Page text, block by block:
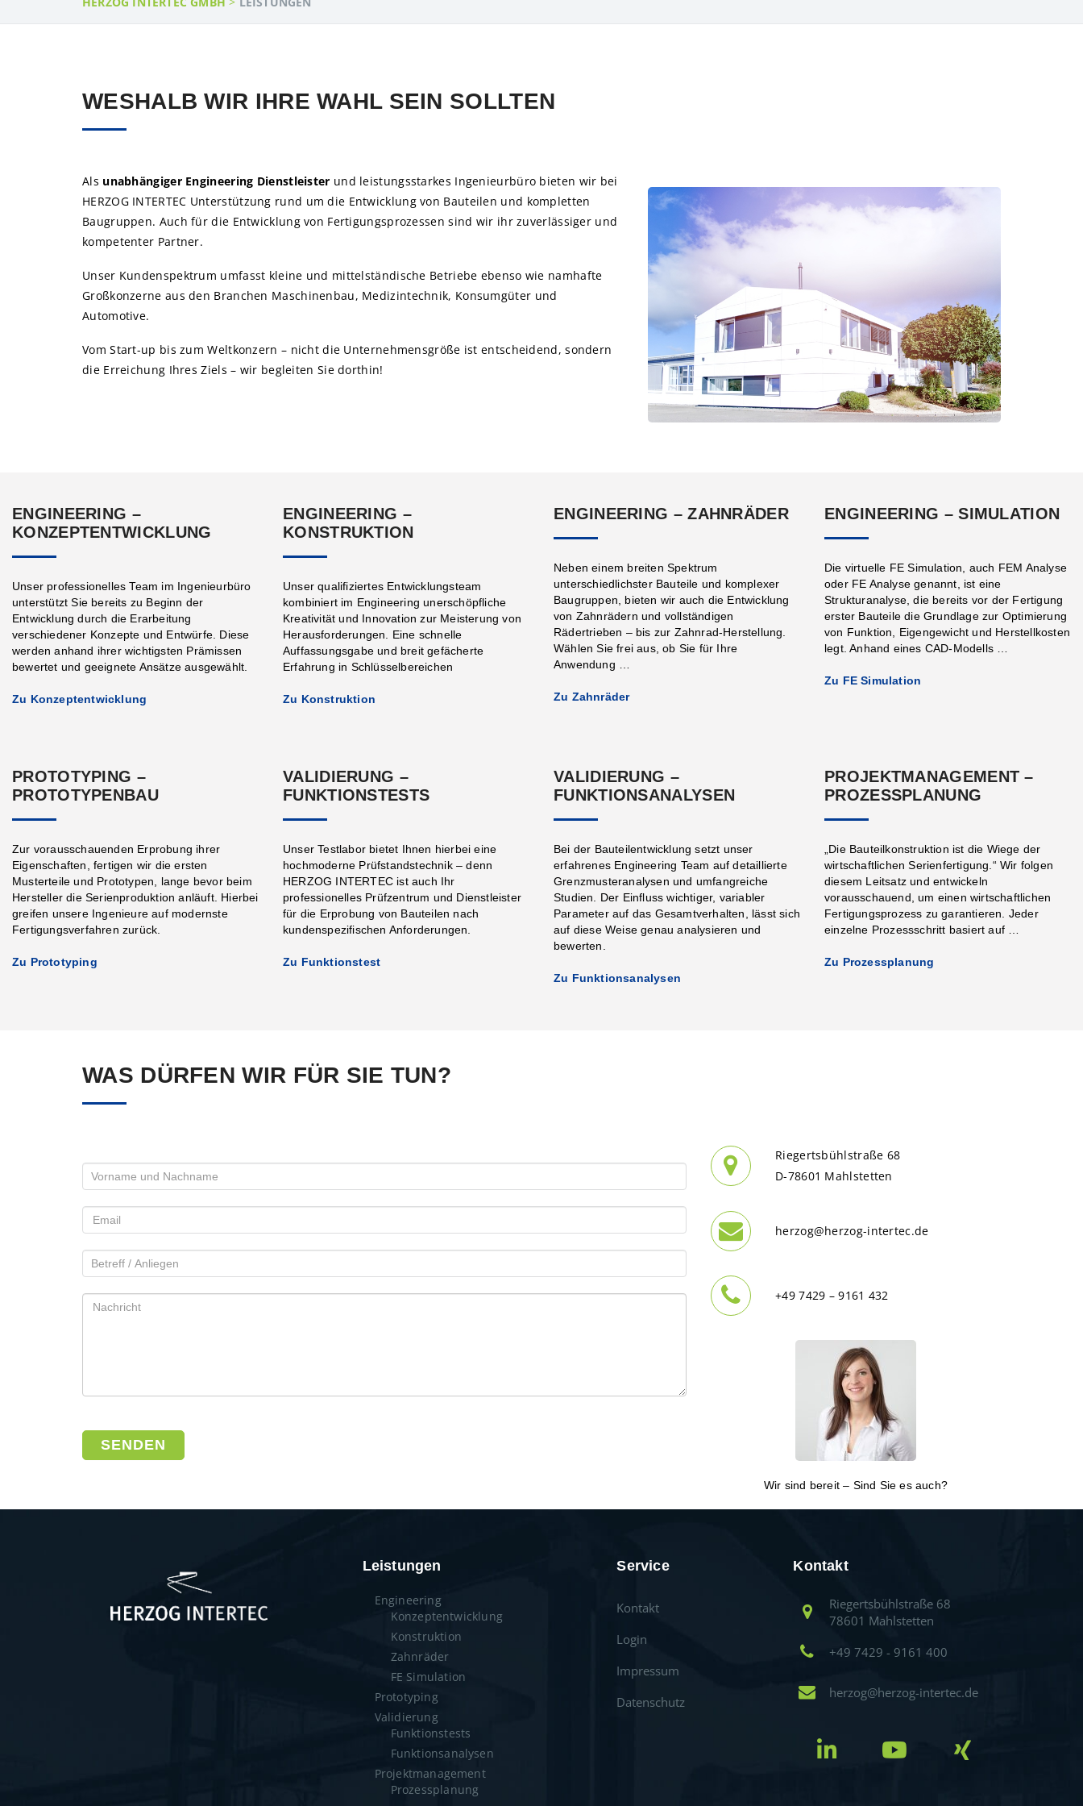
WESHALB WIR IHRE WAHL SEIN SOLLTEN
Als unabhängiger Engineering Dienstleister und leistungsstarkes Ingenieurbüro bieten wir bei
HERZOG INTERTEC Unterstützung rund um die Entwicklung von Bauteilen und kompletten
Baugruppen. Auch für die Entwicklung von Fertigungsprozessen sind wir ihr zuverlässiger und
kompetenter Partner.
Unser Kundenspektrum umfasst kleine und mittelständische Betriebe ebenso wie namhafte
Großkonzerne aus den Branchen Maschinenbau, Medizintechnik, Konsumgüter und
Automotive.
Vom Start-up bis zum Weltkonzern – nicht die Unternehmensgröße ist entscheidend, sondern
die Erreichung Ihres Ziels – wir begleiten Sie dorthin!
ENGINEERING –
KONZEPTENTWICKLUNG
Unser professionelles Team im Ingenieurbüro
unterstützt Sie bereits zu Beginn der
Entwicklung durch die Erarbeitung
verschiedener Konzepte und Entwürfe. Diese
werden anhand ihrer wichtigsten Prämissen
bewertet und geeignete Ansätze ausgewählt.
Zu Konzeptentwicklung
ENGINEERING –
KONSTRUKTION
Unser qualifiziertes Entwicklungsteam
kombiniert im Engineering unerschöpfliche
Kreativität und Innovation zur Meisterung von
Herausforderungen. Eine schnelle
Auffassungsgabe und breit gefächerte
Erfahrung in Schlüsselbereichen
Zu Konstruktion
ENGINEERING – ZAHNRÄDER
Neben einem breiten Spektrum
unterschiedlichster Bauteile und komplexer
Baugruppen, bieten wir auch die Entwicklung
von Zahnrädern und vollständigen
Rädertrieben – bis zur Zahnrad-Herstellung.
Wählen Sie frei aus, ob Sie für Ihre
Anwendung …
Zu Zahnräder
ENGINEERING – SIMULATION
Die virtuelle FE Simulation, auch FEM Analyse
oder FE Analyse genannt, ist eine
Strukturanalyse, die bereits vor der Fertigung
erster Bauteile die Grundlage zur Optimierung
von Funktion, Eigengewicht und Herstellkosten
legt. Anhand eines CAD-Modells …
Zu FE Simulation
PROTOTYPING –
PROTOTYPENBAU
Zur vorausschauenden Erprobung ihrer
Eigenschaften, fertigen wir die ersten
Musterteile und Prototypen, lange bevor beim
Hersteller die Serienproduktion anläuft. Hierbei
greifen unsere Ingenieure auf modernste
Fertigungsverfahren zurück.
Zu Prototyping
VALIDIERUNG –
FUNKTIONSTESTS
Unser Testlabor bietet Ihnen hierbei eine
hochmoderne Prüfstandstechnik – denn
HERZOG INTERTEC ist auch Ihr
professionelles Prüfzentrum und Dienstleister
für die Erprobung von Bauteilen nach
kundenspezifischen Anforderungen.
Zu Funktionstest
VALIDIERUNG –
FUNKTIONSANALYSEN
Bei der Bauteilentwicklung setzt unser
erfahrenes Engineering Team auf detaillierte
Grenzmusteranalysen und umfangreiche
Studien. Der Einfluss wichtiger, variabler
Parameter auf das Gesamtverhalten, lässt sich
auf diese Weise genau analysieren und
bewerten.
Zu Funktionsanalysen
PROJEKTMANAGEMENT –
PROZESSPLANUNG
„Die Bauteilkonstruktion ist die Wiege der
wirtschaftlichen Serienfertigung.“ Wir folgen
diesem Leitsatz und entwickeln
vorausschauend, um einen wirtschaftlichen
Fertigungsprozess zu garantieren. Jeder
einzelne Prozessschritt basiert auf …
Zu Prozessplanung
WAS DÜRFEN WIR FÜR SIE TUN?
lasse
dieses
leer.
lasse
dieses
Riegertsbühlstraße 68
D-78601 Mahlstetten
herzog@herzog-intertec.de
+49 7429 – 9161 432
Wir sind bereit – Sind Sie es auch?
Leistungen
Engineering
Konzeptentwicklung
Konstruktion
Zahnräder
FE Simulation
Prototyping
Validierung
Funktionstests
Funktionsanalysen
Projektmanagement
Prozessplanung
Service
Kontakt
Login
Impressum
Datenschutz
Kontakt
Riegertsbühlstraße 68
78601 Mahlstetten
+49 7429 - 9161 400
herzog@herzog-intertec.de